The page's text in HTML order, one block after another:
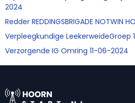
2024
Redder REDDINGSBRIGADE NOTWIN
Verpleegkundige LeekerweideGroep
Verzorgende IG Omring 11-06-2024